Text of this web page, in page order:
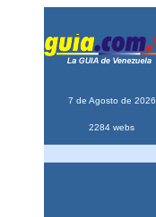
7 de Agosto de 2026
2284 webs